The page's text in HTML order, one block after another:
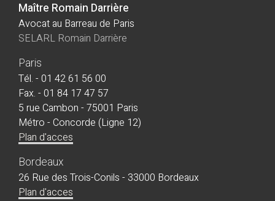
Maître Romain Darrière
Avocat au Barreau de Paris
SELARL Romain Darrière
Paris
Tél. - 01 42 61 56 00
Fax. - 01 84 17 47 57
5 rue Cambon - 75001 Paris
Métro - Concorde (Ligne 12)
Plan d'acces
Bordeaux
26 Rue des Trois-Conils - 33000 Bordeaux
Plan d'acces